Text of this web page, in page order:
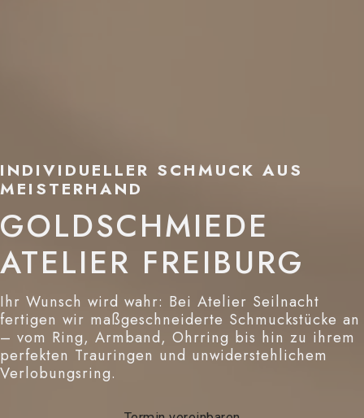
INDIVIDUELLER SCHMUCK AUS
MEISTERHAND
GOLDSCHMIEDE
ATELIER FREIBURG
Ihr Wunsch wird wahr: Bei Atelier Seilnacht
fertigen wir maßgeschneiderte Schmuckstücke an
– vom Ring, Armband, Ohrring bis hin zu ihrem
perfekten Trauringen und unwiderstehlichem
Verlobungsring.